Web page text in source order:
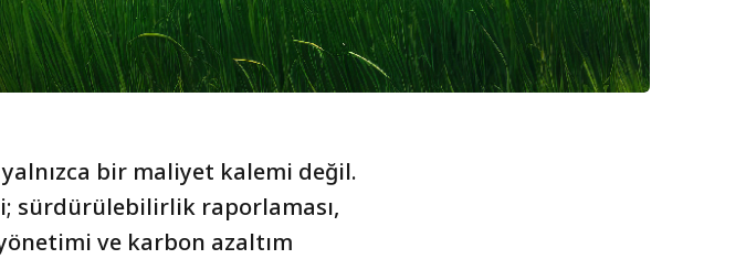
bir maliyet kalemi değil.
sürdürülebilirlik raporlaması,
ve karbon azaltım